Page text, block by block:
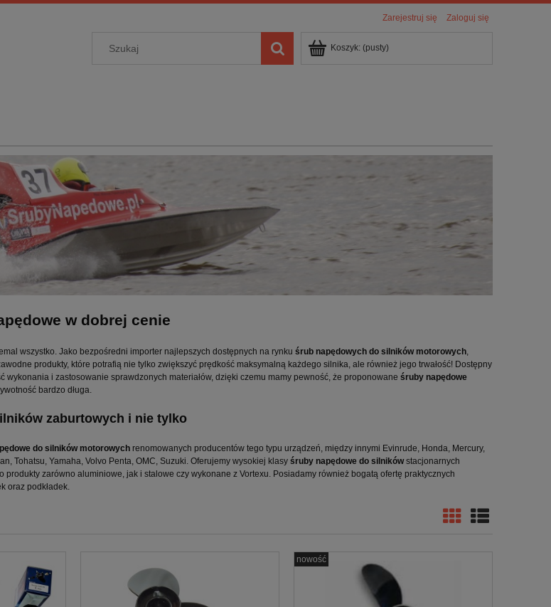
Zarejestruj się Zaloguj się
Koszyk: (pusty)
w dobrej cenie
wszystko. Jako bezpośredni importer najlepszych dostępnych na rynku śrub napędowych do silników motorowych
produkty, które potrafią nie tylko zwiększyć prędkość maksymalną każdego silnika, ale również jego trwałość! Dostępny
wykonania i zastosowanie sprawdzonych materiałów, dzięki czemu mamy pewność, że proponowane śruby napędowe
bardzo długa.
zaburtowych i nie tylko
do silników motorowych renomowanych producentów tego typu urządzeń, między innymi Evinrude, Honda, Mercury,
Tohatsu, Yamaha, Volvo Penta, OMC, Suzuki. Oferujemy wysokiej klasy śruby napędowe do silnikówstacjonarnych
produkty zarówno aluminiowe, jak i stalowe czy wykonane z Vortexu. Posiadamy również bogatą ofertę praktycznych
oraz podkładek.
nowość